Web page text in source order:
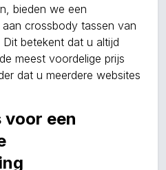
bieden we een
crossbody tassen van
betekent dat u altijd
meest voordelige prijs
dat u meerdere websites
voor een